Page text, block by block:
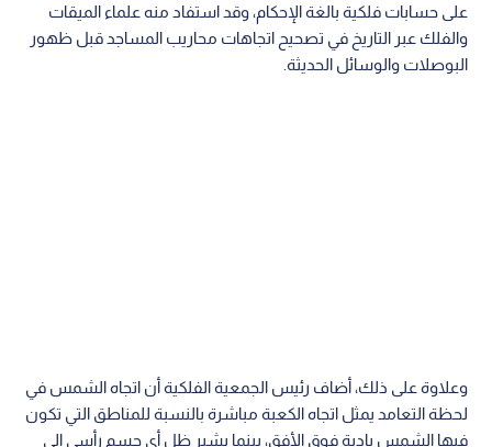
على حسابات فلكية بالغة الإحكام، وقد استفاد منه علماء الميقات
والفلك عبر التاريخ في تصحيح اتجاهات محاريب المساجد قبل ظهور
البوصلات والوسائل الحديثة.
وعلاوة على ذلك، أضاف رئيس الجمعية الفلكية أن اتجاه الشمس في
لحظة التعامد يمثل اتجاه الكعبة مباشرة بالنسبة للمناطق التي تكون
فيها الشمس بادية فوق الأفق، بينما يشير ظل أي جسم رأسي إلى